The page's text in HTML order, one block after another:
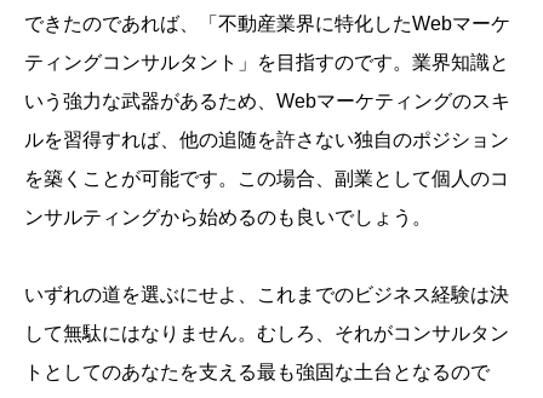
できたのであれば、「不動産業界に特化したWebマーケ
ティングコンサルタント」を目指すのです。業界知識と
いう強力な武器があるため、Webマーケティングのスキ
ルを習得すれば、他の追随を許さない独自のポジション
を築くことが可能です。この場合、副業として個人のコ
ンサルティングから始めるのも良いでしょう。
いずれの道を選ぶにせよ、これまでのビジネス経験は決
して無駄にはなりません。むしろ、それがコンサルタン
トとしてのあなたを支える最も強固な土台となるので